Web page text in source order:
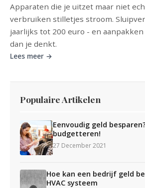
Apparaten die je uitzet maar niet
verbruiken stilletjes stroom.
jaarlijks tot 200 euro - en
dan je denkt.
Lees meer →
Populaire Artikelen
Eenvoudig geld
budgetteren!
27 December 2021
Hoe kan een bedrijf geld
HVAC systeem